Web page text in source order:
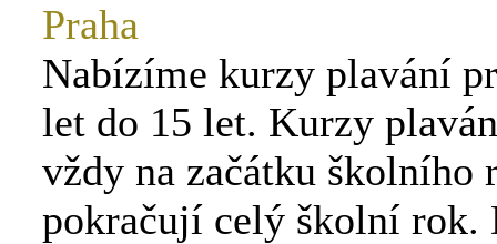
Praha
Nabízíme kurzy plavání
let do 15 let. Kurzy
vždy na začátku školního
pokračují celý školní rok.